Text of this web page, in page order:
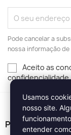
Pode cancelar a
nossa informação
Aceito as
confidencialidade
Usamos
nosso site.
entender
PRODUTOS